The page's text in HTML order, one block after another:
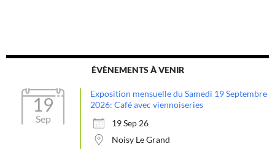
ÉVÈNEMENTS À VENIR
19
Sep
Exposition mensuelle du Samedi 19 Septembre
2026: Café avec viennoiseries
19 Sep 26
Noisy Le Grand